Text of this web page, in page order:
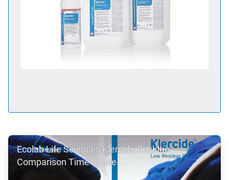
ArticleTile
2
Ecolab Life Sciences Klercide Residue
Comparison Time Lapse